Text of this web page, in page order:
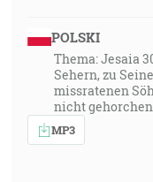
POLSKI
Thema: Jesaia
Sehern, zu
missratenen
nicht
MP3